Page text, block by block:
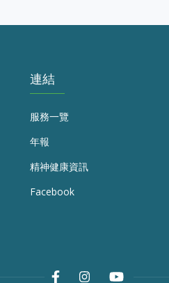
連結
服務一覽
年報
精神健康資訊
Facebook